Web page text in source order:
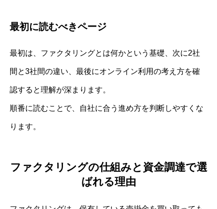
最初に読むべきページ
最初は、ファクタリングとは何かという基礎、次に2社
間と3社間の違い、最後にオンライン利用の考え方を確
認すると理解が深まります。
順番に読むことで、自社に合う進め方を判断しやすくな
ります。
ファクタリングの仕組みと資金調達で選
ばれる理由